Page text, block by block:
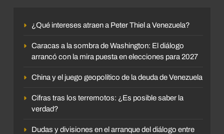
¿Qué intereses atraen a Peter Thiel a Venezuela?
Caracas a la sombra de Washington: El diálogo
arrancó con la mira puesta en elecciones para 2027
China y el juego geopolítico de la deuda de Venezuela
Cifras tras los terremotos: ¿Es posible saber la
verdad?
Dudas y divisiones en el arranque del diálogo entre